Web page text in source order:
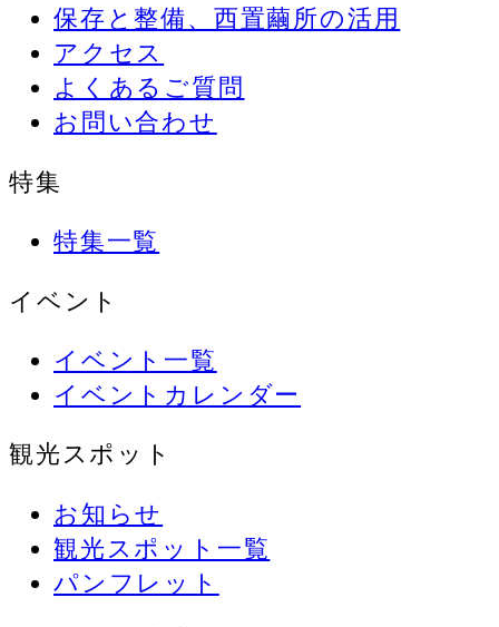
保存と整備、西置繭所の活用
アクセス
よくあるご質問
お問い合わせ
特集
特集一覧
イベント
イベント一覧
イベントカレンダー
観光スポット
お知らせ
観光スポット一覧
パンフレット